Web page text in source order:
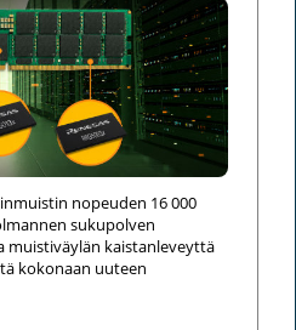
nopeuden 16 000
sukupolven
muistiväylän kaistanleveyttä
kokonaan uuteen